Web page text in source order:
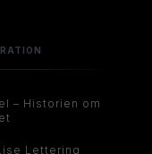
– Historien om
Lettering